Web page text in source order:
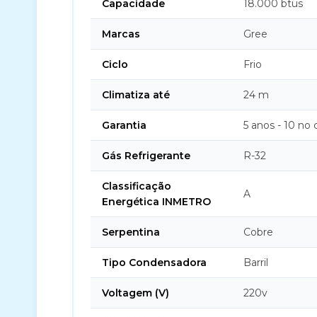
Capacidade 18.000 btus
Marcas Gree
Ciclo Frio
Climatiza até 24 m
Garantia 5 anos - 10 no
Gás Refrigerante R-32
Classificação
Energética INMETRO
A
Serpentina Cobre
Tipo Condensadora Barril
Voltagem (V) 220v